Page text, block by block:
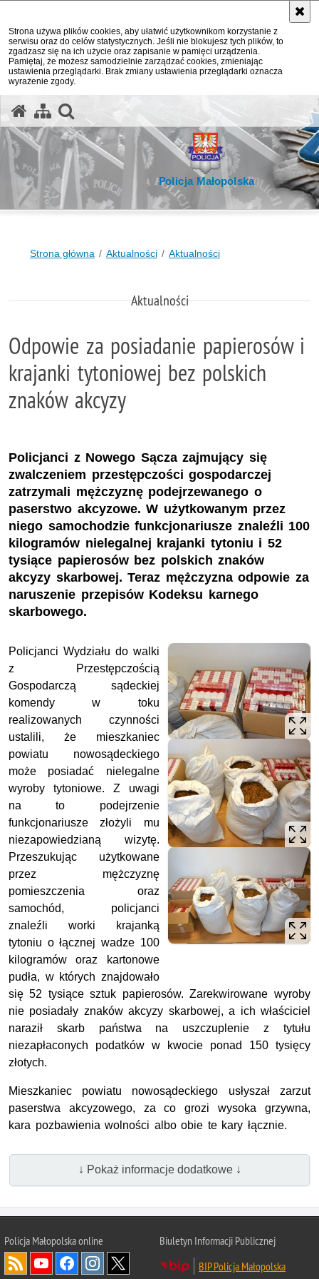
Strona używa plików cookies, aby ułatwić użytkownikom korzystanie z
serwisu oraz do celów statystycznych. Jeśli nie blokujesz tych plików, to
zgadzasz się na ich użycie oraz zapisanie w pamięci urządzenia.
Pamiętaj, że możesz samodzielnie zarządzać cookies, zmieniając
ustawienia przeglądarki. Brak zmiany ustawienia przeglądarki oznacza
wyrażenie zgody.
Policja Małopolska
Strona główna Aktualności Aktualności
Aktualności
Odpowie za posiadanie papierosów i
krajanki tytoniowej bez polskich
znaków akcyzy
Policjanci z Nowego Sącza zajmujący się
zwalczeniem przestępczości gospodarczej
zatrzymali mężczyznę podejrzewanego o
paserstwo akcyzowe. W użytkowanym przez
niego samochodzie funkcjonariusze znaleźli 100
kilogramów nielegalnej krajanki tytoniu i 52
tysiące papierosów bez polskich znaków
akcyzy skarbowej. Teraz mężczyzna odpowie za
naruszenie przepisów Kodeksu karnego
skarbowego.
Policjanci Wydziału do walki
z Przestępczością
Gospodarczą sądeckiej
komendy w toku
realizowanych czynności
ustalili, że mieszkaniec
powiatu nowosądeckiego
może posiadać nielegalne
wyroby tytoniowe. Z uwagi
na to podejrzenie
funkcjonariusze złożyli mu
niezapowiedzianą wizytę.
Przeszukując użytkowane
przez mężczyznę
pomieszczenia oraz
samochód, policjanci
znaleźli worki krajanką
tytoniu o łącznej wadze 100
kilogramów oraz kartonowe
pudła, w których znajdowało
się 52 tysiące sztuk papierosów. Zarekwirowane wyroby
nie posiadały znaków akcyzy skarbowej, a ich właściciel
naraził skarb państwa na uszczuplenie z tytułu
niezapłaconych podatków w kwocie ponad 150 tysięcy
złotych.
Mieszkaniec powiatu nowosądeckiego usłyszał zarzut
paserstwa akcyzowego, za co grozi wysoka grzywna,
kara pozbawienia wolności albo obie te kary łącznie.
↓ Pokaż informacje dodatkowe ↓
Policja Małopolska online
Biuletyn Informacji Publicznej
BIP Policja Małopolska